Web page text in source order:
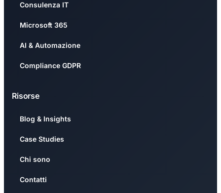
Consulenza IT
Microsoft 365
AI & Automazione
Compliance GDPR
Risorse
Blog & Insights
Case Studies
Chi sono
Contatti